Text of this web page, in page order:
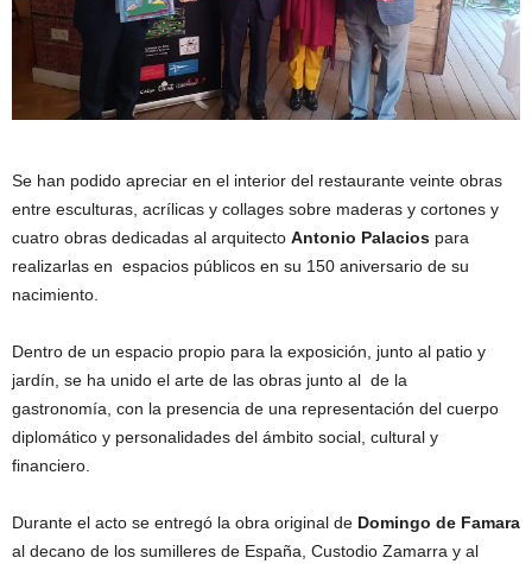
Se han podido apreciar en el interior del restaurante veinte obras
entre esculturas, acrílicas y collages sobre maderas y cortones y
cuatro obras dedicadas al arquitecto Antonio Palacios para
realizarlas en espacios públicos en su 150 aniversario de su
nacimiento.
Dentro de un espacio propio para la exposición, junto al patio y
jardín, se ha unido el arte de las obras junto al de la
gastronomía, con la presencia de una representación del cuerpo
diplomático y personalidades del ámbito social, cultural y
financiero.
Durante el acto se entregó la obra original de Domingo de Famara
al decano de los sumilleres de España, Custodio Zamarra y al